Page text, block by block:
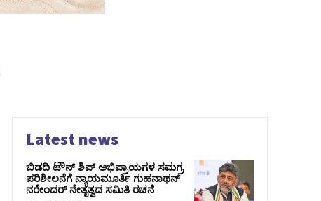
Latest news
ಬಿಡದಿ ಟೌನ್ ಶಿಪ್ ಅಭಿಪ್ರಾಯಗಳ ಸಮಗ್ರ
ಪರಿಶೀಲನೆಗೆ ನ್ಯಾಯಮೂರ್ತಿ ಗುಹನಾಥನ್
ನರೇಂದರ್ ನೇತೃತ್ವದ ಸಮಿತಿ ರಚನೆ